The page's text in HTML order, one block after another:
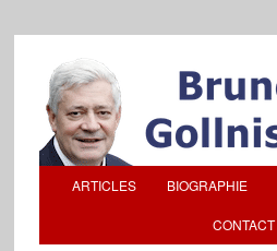
ARTICLES BIOGRAPHIE
CONTACT